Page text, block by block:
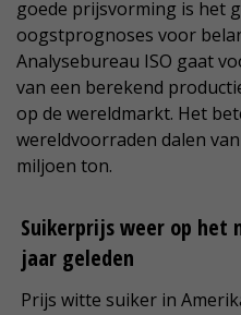
goede prijsvorming is het
oogstprognoses voor
Analysebureau ISO gaat
van een berekend
op de wereldmarkt. Het
wereldvoorraden dalen
miljoen ton.